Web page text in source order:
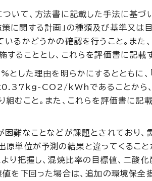
いて、方法書に記載した手法に基づい
に関する計画」の種類及び基準又は
るかどうかの確認を行うこと。また
ることとし、これらを評価書に記載す
した理由を明らかにするとともに、
は0.37kg-CO2/kWhであることから
むこと。また、これらを評価書に記
難なことなどが課題とされており、
単位が予測の結果と違ってくること
り把握し、混焼比率の目標値、二酸化
を下回った場合は、追加の環境保全